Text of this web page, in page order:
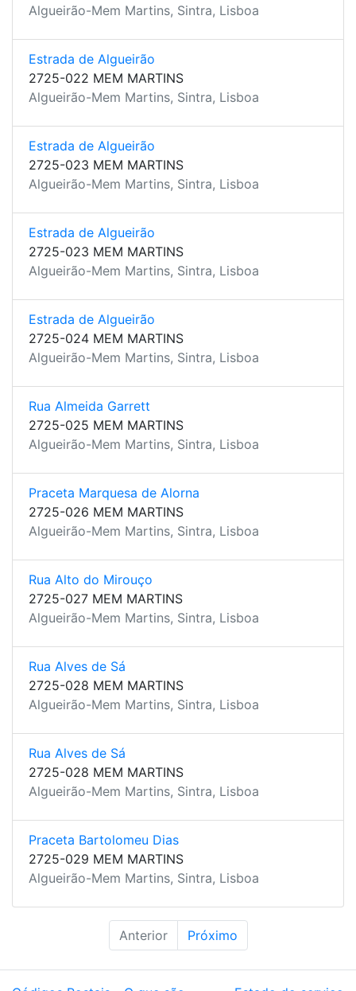
Algueirão-Mem Martins, Sintra, Lisboa
Estrada de Algueirão
2725-022 MEM MARTINS
Algueirão-Mem Martins, Sintra, Lisboa
Estrada de Algueirão
2725-023 MEM MARTINS
Algueirão-Mem Martins, Sintra, Lisboa
Estrada de Algueirão
2725-023 MEM MARTINS
Algueirão-Mem Martins, Sintra, Lisboa
Estrada de Algueirão
2725-024 MEM MARTINS
Algueirão-Mem Martins, Sintra, Lisboa
Rua Almeida Garrett
2725-025 MEM MARTINS
Algueirão-Mem Martins, Sintra, Lisboa
Praceta Marquesa de Alorna
2725-026 MEM MARTINS
Algueirão-Mem Martins, Sintra, Lisboa
Rua Alto do Mirouço
2725-027 MEM MARTINS
Algueirão-Mem Martins, Sintra, Lisboa
Rua Alves de Sá
2725-028 MEM MARTINS
Algueirão-Mem Martins, Sintra, Lisboa
Rua Alves de Sá
2725-028 MEM MARTINS
Algueirão-Mem Martins, Sintra, Lisboa
Praceta Bartolomeu Dias
2725-029 MEM MARTINS
Algueirão-Mem Martins, Sintra, Lisboa
Anterior Próximo